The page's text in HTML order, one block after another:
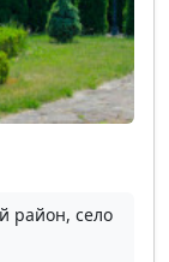
район, село